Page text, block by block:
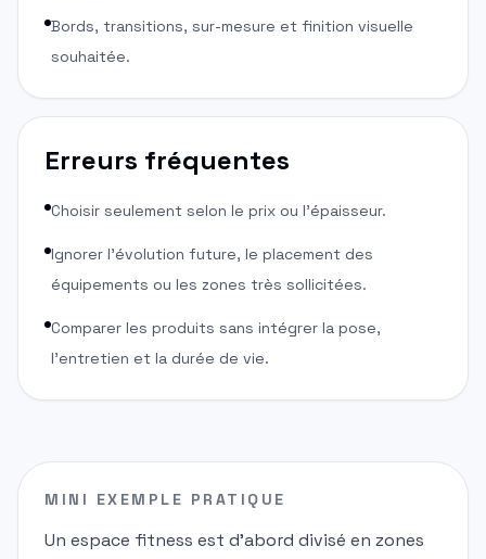
Bords, transitions, sur-mesure et finition visuelle
souhaitée.
Erreurs fréquentes
Choisir seulement selon le prix ou l'épaisseur.
Ignorer l'évolution future, le placement des
équipements ou les zones très sollicitées.
Comparer les produits sans intégrer la pose,
l'entretien et la durée de vie.
MINI EXEMPLE PRATIQUE
Un espace fitness est d'abord divisé en zones